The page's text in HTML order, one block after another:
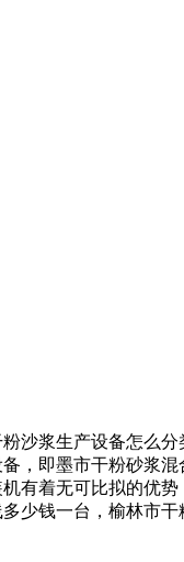
浆生产设备怎么
，即墨市干粉砂浆
有着无可比拟的优
钱一台，榆林市